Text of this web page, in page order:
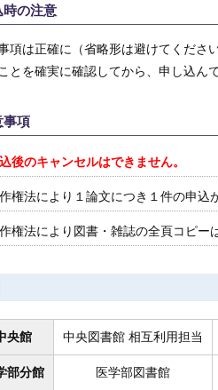
時の注意
項は正確に（省略形は避けてくださ
とを確実に確認してから、申し込ん
事項
後のキャンセルはできません。
権法により１論文につき１件の申込
権法により図書・雑誌の全頁コピー
央館 中央図書館 相互利用担当
部分館 医学部図書館